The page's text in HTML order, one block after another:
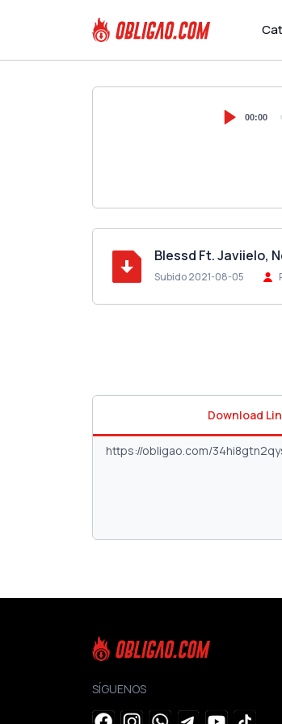
00:00
Blessd Ft. Javiielo,
Subido 2021-08-05
Download
SÍGUENOS